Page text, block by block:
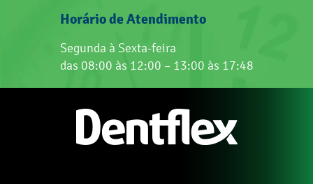
Horário de Atendimento
Segunda à Sexta-feira
das 08:00 às 12:00 – 13:00 às 17:48